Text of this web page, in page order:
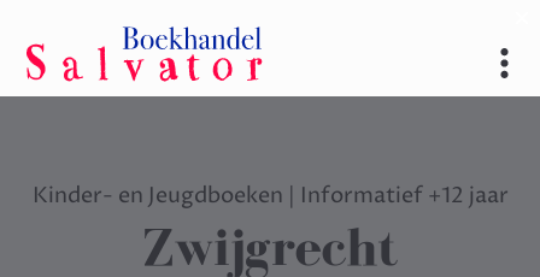
Kinder- en Jeugdboeken | Informatief +12 jaar
Zwijgrecht